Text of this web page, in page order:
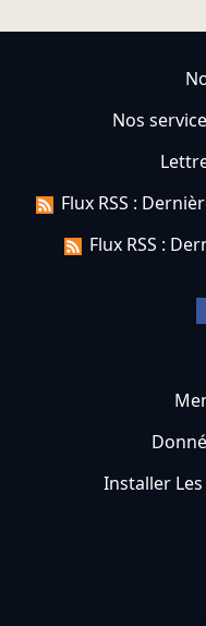
Nos
Flux RSS :
Flux RSS :
Installer